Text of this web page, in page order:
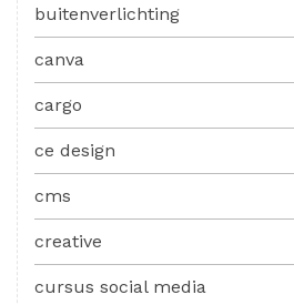
buitenverlichting
canva
cargo
ce design
cms
creative
cursus social media